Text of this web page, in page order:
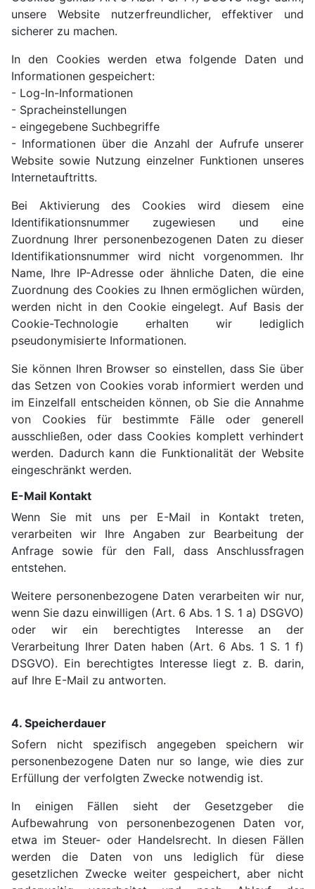
unsere Website nutzerfreundlicher, effektiver und
sicherer zu machen.
In den Cookies werden etwa folgende Daten und
Informationen gespeichert:
- Log-In-Informationen
- Spracheinstellungen
- eingegebene Suchbegriffe
- Informationen über die Anzahl der Aufrufe unserer
Website sowie Nutzung einzelner Funktionen unseres
Internetauftritts.
Bei Aktivierung des Cookies wird diesem eine
Identifikationsnummer zugewiesen und eine
Zuordnung Ihrer personenbezogenen Daten zu dieser
Identifikationsnummer wird nicht vorgenommen. Ihr
Name, Ihre IP-Adresse oder ähnliche Daten, die eine
Zuordnung des Cookies zu Ihnen ermöglichen würden,
werden nicht in den Cookie eingelegt. Auf Basis der
Cookie-Technologie erhalten wir lediglich
pseudonymisierte Informationen.
Sie können Ihren Browser so einstellen, dass Sie über
das Setzen von Cookies vorab informiert werden und
im Einzelfall entscheiden können, ob Sie die Annahme
von Cookies für bestimmte Fälle oder generell
ausschließen, oder dass Cookies komplett verhindert
werden. Dadurch kann die Funktionalität der Website
eingeschränkt werden.
E-Mail Kontakt
Wenn Sie mit uns per E-Mail in Kontakt treten,
verarbeiten wir Ihre Angaben zur Bearbeitung der
Anfrage sowie für den Fall, dass Anschlussfragen
entstehen.
Weitere personenbezogene Daten verarbeiten wir nur,
wenn Sie dazu einwilligen (Art. 6 Abs. 1 S. 1 a) DSGVO)
oder wir ein berechtigtes Interesse an der
Verarbeitung Ihrer Daten haben (Art. 6 Abs. 1 S. 1 f)
DSGVO). Ein berechtigtes Interesse liegt z. B. darin,
auf Ihre E-Mail zu antworten.
4. Speicherdauer
Sofern nicht spezifisch angegeben speichern wir
personenbezogene Daten nur so lange, wie dies zur
Erfüllung der verfolgten Zwecke notwendig ist.
In einigen Fällen sieht der Gesetzgeber die
Aufbewahrung von personenbezogenen Daten vor,
etwa im Steuer- oder Handelsrecht. In diesen Fällen
werden die Daten von uns lediglich für diese
gesetzlichen Zwecke weiter gespeichert, aber nicht